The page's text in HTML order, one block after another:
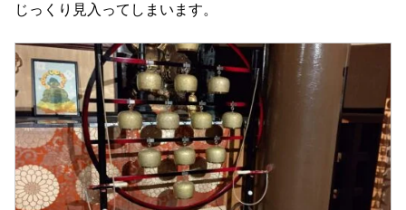
じっくり見入ってしまいます。